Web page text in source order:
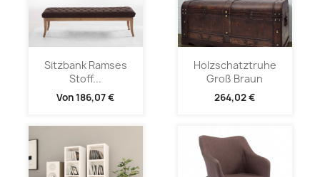
Sitzbank Ramses
Stoff...
Von186,07 €
Holzschatztruhe
Groß Braun
264,02 €